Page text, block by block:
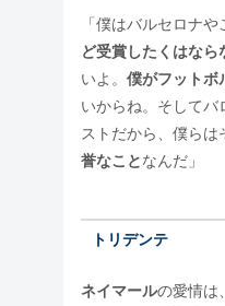
「僕はバルセロナ
ど受賞したくはなら
いよ。 僕がフットボ
いからね。そして
ストだから、僕らは
誉なことなんだ」
トリデンテ
ネイマールの愛情は、